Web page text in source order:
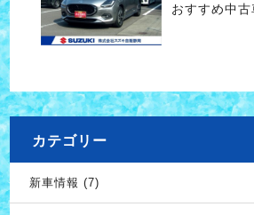
おすすめ中
カテゴリー
新車情報 (7)